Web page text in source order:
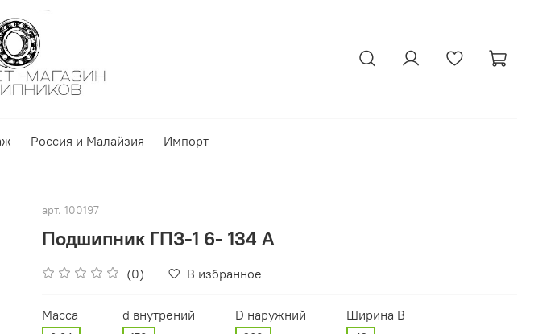
Россия и Малайзия Импорт
арт. 100197
Подшипник ГПЗ-1 6- 134 А
(0) В избранное
Масса d внутрений D наружний Ширина В